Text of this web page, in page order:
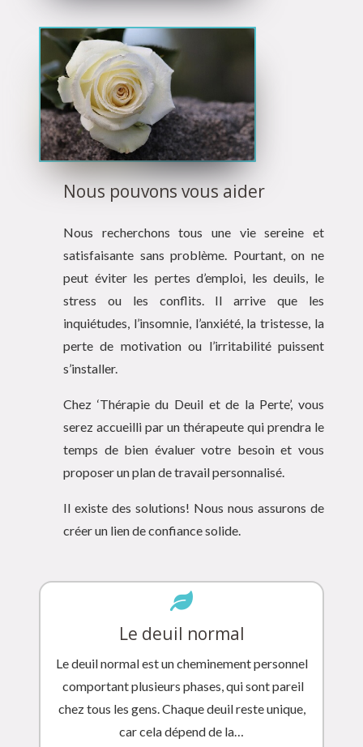
Nous pouvons vous aider
Nous recherchons tous une vie sereine et
satisfaisante sans problème. Pourtant, on ne
peut éviter les pertes d’emploi, les deuils, le
stress ou les conflits. Il arrive que les
inquiétudes, l’insomnie, l’anxiété, la tristesse, la
perte de motivation ou l’irritabilité puissent
s’installer.
Chez ‘Thérapie du Deuil et de la Perte’, vous
serez accueilli par un thérapeute qui prendra le
temps de bien évaluer votre besoin et vous
proposer un plan de travail personnalisé.
Il existe des solutions! Nous nous assurons de
créer un lien de confiance solide.
Le deuil normal
Le deuil normal est un cheminement personnel
comportant plusieurs phases, qui sont pareil
chez tous les gens. Chaque deuil reste unique,
car cela dépend de la…